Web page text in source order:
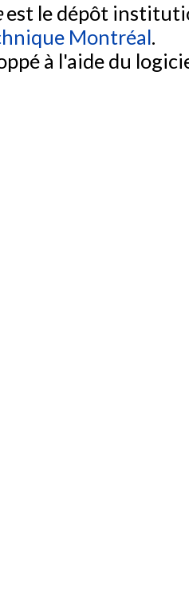
est le dépôt
Montréal.
à l'aide du